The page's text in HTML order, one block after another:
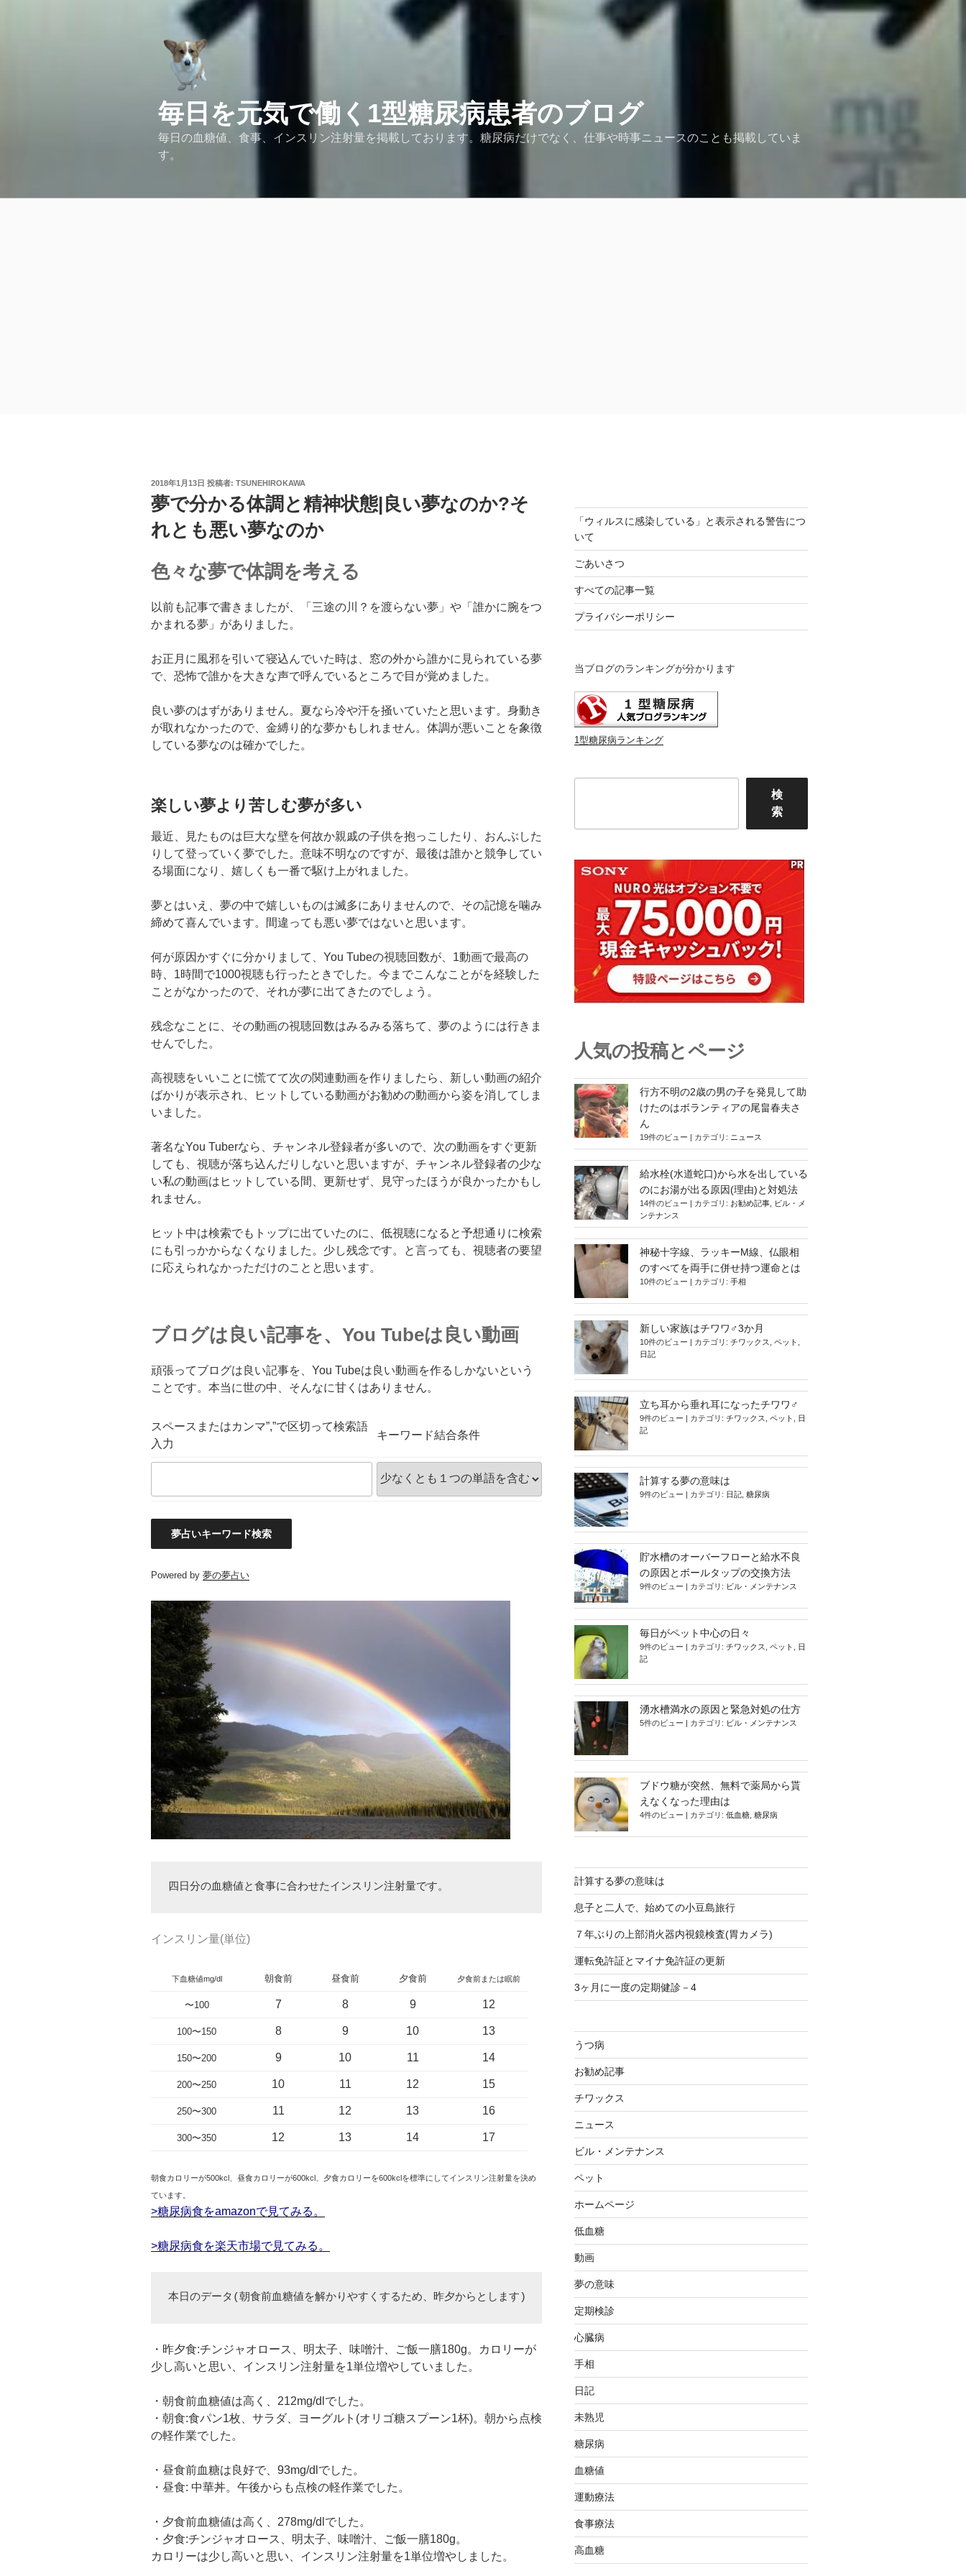
毎日を元気で働く1型糖尿病患者のブログ
毎日の血糖値、食事、インスリン注射量を掲載しております。糖尿病だけでなく、仕事や時事ニュースのことも掲載していま
す。
投
稿
日:
2018年1月13日 投稿者: TSUNEHIROKAWA
夢で分かる体調と精神状態|良い夢なのか?そ
れとも悪い夢なのか
色々な夢で体調を考える
以前も記事で書きましたが、「三途の川？を渡らない夢」や「誰かに腕をつ
かまれる夢」がありました。
お正月に風邪を引いて寝込んでいた時は、窓の外から誰かに見られている夢
で、恐怖で誰かを大きな声で呼んでいるところで目が覚めました。
良い夢のはずがありません。夏なら冷や汗を掻いていたと思います。身動き
が取れなかったので、金縛り的な夢かもしれません。体調が悪いことを象徴
している夢なのは確かでした。
楽しい夢より苦しむ夢が多い
最近、見たものは巨大な壁を何故か親戚の子供を抱っこしたり、おんぶした
りして登っていく夢でした。意味不明なのですが、最後は誰かと競争してい
る場面になり、嬉しくも一番で駆け上がれました。
夢とはいえ、夢の中で嬉しいものは滅多にありませんので、その記憶を噛み
締めて喜んでいます。間違っても悪い夢ではないと思います。
何が原因かすぐに分かりまして、You Tubeの視聴回数が、1動画で最高の
時、1時間で1000視聴も行ったときでした。今までこんなことがを経験した
ことがなかったので、それが夢に出てきたのでしょう。
残念なことに、その動画の視聴回数はみるみる落ちて、夢のようには行きま
せんでした。
高視聴をいいことに慌てて次の関連動画を作りましたら、新しい動画の紹介
ばかりが表示され、ヒットしている動画がお勧めの動画から姿を消してしま
いました。
著名なYou Tuberなら、チャンネル登録者が多いので、次の動画をすぐ更新
しても、視聴が落ち込んだりしないと思いますが、チャンネル登録者の少な
い私の動画はヒットしている間、更新せず、見守ったほうが良かったかもし
れません。
ヒット中は検索でもトップに出ていたのに、低視聴になると予想通りに検索
にも引っかからなくなりました。少し残念です。と言っても、視聴者の要望
に応えられなかっただけのことと思います。
ブログは良い記事を、You Tubeは良い動画
頑張ってブログは良い記事を、You Tubeは良い動画を作るしかないという
ことです。本当に世の中、そんなに甘くはありません。
スペースまたはカンマ”,”で区切って検索語
入力
キーワード結合条件
Powered by 夢の夢占い
四日分の血糖値と食事に合わせたインスリン注射量です。
インスリン量(単位)
下血糖値mg/dl 朝食前 昼食前 夕食前 夕食前または眠前
〜100 7 8 9 12
100〜150 8 9 10 13
150〜200 9 10 11 14
200〜250 10 11 12 15
250〜300 11 12 13 16
300〜350 12 13 14 17
朝食カロリーが500kcl、昼食カロリーが600kcl、夕食カロリーを600kclを標準にしてインスリン注射量を決め
ています。
>糖尿病食をamazonで見てみる。
>糖尿病食を楽天市場で見てみる。
本日のデータ(朝食前血糖値を解かりやすくするため、昨夕からとします)
・昨夕食:チンジャオロース、明太子、味噌汁、ご飯一膳180g。カロリーが
少し高いと思い、インスリン注射量を1単位増やしていました。
・朝食前血糖値は高く、212mg/dlでした。
・朝食:食パン1枚、サラダ、ヨーグルト(オリゴ糖スプーン1杯)。朝から点検
の軽作業でした。
・昼食前血糖は良好で、93mg/dlでした。
・昼食: 中華丼。午後からも点検の軽作業でした。
・夕食前血糖値は高く、278mg/dlでした。
・夕食:チンジャオロース、明太子、味噌汁、ご飯一膳180g。
カロリーは少し高いと思い、インスリン注射量を1単位増やしました。
「ウィルスに感染している」と表示される警告につ
いて
ごあいさつ
すべての記事一覧
プライバシーポリシー
当ブログのランキングが分かります
1型糖尿病ランキング
検
索
人気の投稿とページ
行方不明の2歳の男の子を発見して助
けたのはボランティアの尾畠春夫さ
ん
19件のビュー | カテゴリ: ニュース
給水栓(水道蛇口)から水を出している
のにお湯が出る原因(理由)と対処法
14件のビュー | カテゴリ: お勧め記事,
ビル・メ
ンテナンス
神秘十字線、ラッキーM線、仏眼相
のすべてを両手に併せ持つ運命とは
10件のビュー | カテゴリ: 手相
新しい家族はチワワ♂3か月
10件のビュー | カテゴリ: チワックス ペット
日記
立ち耳から垂れ耳になったチワワ♂
9件のビュー | カテゴリ: チワックス ペット
日
記
計算する夢の意味は
9件のビュー | カテゴリ: 日記, 糖尿病
貯水槽のオーバーフローと給水不良
の原因とボールタップの交換方法
9件のビュー | カテゴリ: ビル・メンテナンス
毎日がペット中心の日々
9件のビュー | カテゴリ: チワックス ペット
日
記
湧水槽満水の原因と緊急対処の仕方
5件のビュー | カテゴリ: ビル・メンテナンス
ブドウ糖が突然、無料で薬局から貰
えなくなった理由は
4件のビュー | カテゴリ: 低血糖, 糖尿病
計算する夢の意味は
息子と二人で、始めての小豆島旅行
７年ぶりの上部消火器内視鏡検査(胃カメラ)
運転免許証とマイナ免許証の更新
3ヶ月に一度の定期健診－4
うつ病
お勧め記事
チワックス
ニュース
ビル・メンテナンス
ペット
ホームページ
低血糖
動画
夢の意味
定期検診
心臓病
手相
日記
未熟児
糖尿病
血糖値
運動療法
食事療法
高血糖